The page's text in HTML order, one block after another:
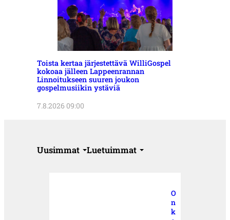
Toista kertaa järjestettävä WilliGospel
kokoaa jälleen Lappeenrannan
Linnoitukseen suuren joukon
gospelmusiikin ystäviä
7.8.2026 09:00
Uusimmat Luetuimmat
O
n
k